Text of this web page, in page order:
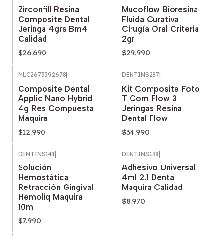
Zirconfill Resina
Composite Dental
Jeringa 4grs Bm4
Calidad
$26.690
Mucoflow Bioresina
Fluida Curativa
Cirugía Oral Criteria
2gr
$29.990
MLC2673592678
Composite Dental
Applic Nano Hybrid
4g Res Compuesta
Maquira
$12.990
DENTINS287
Kit Composite Foto
T Com Flow 3
Jeringas Resina
Dental Flow
$34.990
DENTINS141
Solución
Hemostática
Retracción Gingival
Hemoliq Maquira
10m
$7.990
DENTINS188
Adhesivo Universal
4ml 2.1 Dental
Maquira Calidad
$8.970